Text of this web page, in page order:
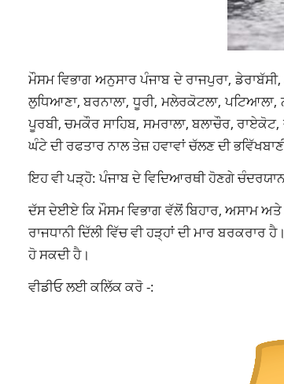
ਮੌਸਮ ਵਿਭਾਗ ਅਨੁਸਾਰ ਪੰਜਾਬ ਦੇ ਰਾਜਪੁਰਾ,
ਲੁਧਿਆਣਾ, ਬਰਨਾਲਾ, ਧੂਰੀ, ਮਲੇਰਕੋਟਲਾ, ਪਟਿਆਲਾ,
ਪੂਰਬੀ, ਚਮਕੌਰ ਸਾਹਿਬ, ਸਮਰਾਲਾ, ਬਲਾਚੌਰ,
ਘੰਟੇ ਦੀ ਰਫਤਾਰ ਨਾਲ ਤੇਜ਼ ਹਵਾਵਾਂ ਚੱਲਣ ਦੀ
ਇਹ ਵੀ ਪੜ੍ਹੋ: ਪੰਜਾਬ ਦੇ ਵਿਦਿਆਰਥੀ ਹੋਣਗੇ
ਦੱਸ ਦੇਈਏ ਕਿ ਮੌਸਮ ਵਿਭਾਗ ਵੱਲੋਂ ਬਿਹਾਰ, ਅਸਾਮ ਅਤੇ
ਰਾਜਧਾਨੀ ਦਿੱਲੀ ਵਿੱਚ ਵੀ ਹੜ੍ਹਾਂ ਦੀ ਮਾਰ
ਹੋ ਸਕਦੀ ਹੈ।
ਵੀਡੀਓ ਲਈ ਕਲਿੱਕ ਕਰੋ -: